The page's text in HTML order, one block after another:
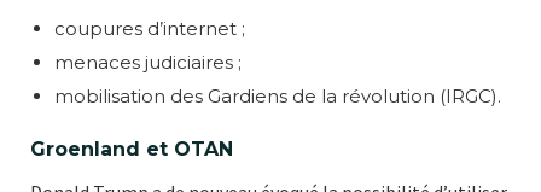
coupures d’internet ;
menaces judiciaires ;
mobilisation des Gardiens de la révolution (IRGC).
Groenland et OTAN